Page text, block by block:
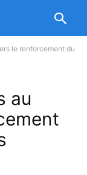
le renforcement du
au